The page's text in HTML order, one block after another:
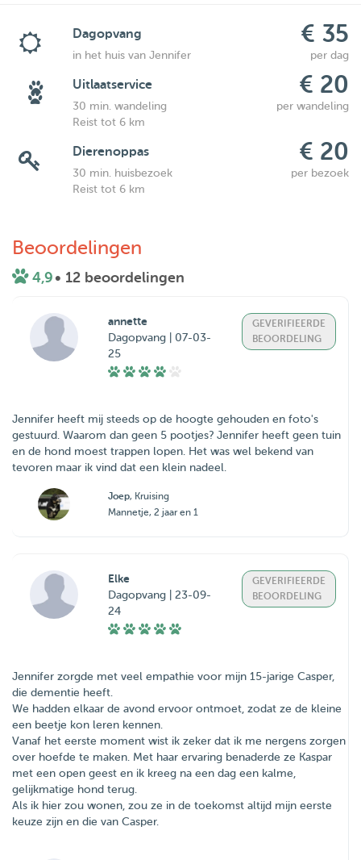
Dagopvang € 35
in het huis van Jennifer per dag
Uitlaatservice € 20
30 min. wandeling
per wandeling
Reist tot 6 km
Dierenoppas € 20
30 min. huisbezoek
per bezoek
Reist tot 6 km
Beoordelingen
4,9 • 12 beoordelingen
annette
Dagopvang | 07-03-
25
GEVERIFIEERDE
BEOORDELING
Jennifer heeft mij steeds op de hoogte gehouden en foto's
gestuurd. Waarom dan geen 5 pootjes? Jennifer heeft geen tuin
en de hond moest trappen lopen. Het was wel bekend van
tevoren maar ik vind dat een klein nadeel.
Joep, Kruising
Mannetje, 2 jaar en 1
Elke
Dagopvang | 23-09-
24
GEVERIFIEERDE
BEOORDELING
Jennifer zorgde met veel empathie voor mijn 15-jarige Casper,
die dementie heeft.
We hadden elkaar de avond ervoor ontmoet, zodat ze de kleine
een beetje kon leren kennen.
Vanaf het eerste moment wist ik zeker dat ik me nergens zorgen
over hoefde te maken. Met haar ervaring benaderde ze Kaspar
met een open geest en ik kreeg na een dag een kalme,
gelijkmatige hond terug.
Als ik hier zou wonen, zou ze in de toekomst altijd mijn eerste
keuze zijn en die van Casper.